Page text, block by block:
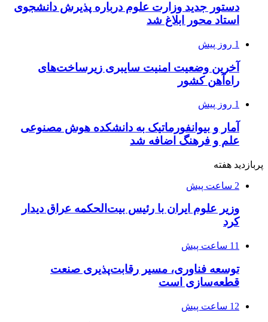
دستور جدید وزارت علوم درباره پذیرش دانشجوی
استاد محور ابلاغ شد
1 روز پیش
آخرین وضعیت امنیت سایبری زیرساخت‌های
راه‌آهن کشور
1 روز پیش
آمار و بیوانفورماتیک به دانشکده هوش مصنوعی
علم و فرهنگ اضافه شد
پربازدید هفته
2 ساعت پیش
وزیر علوم ایران با رئیس بیت‌الحکمه عراق دیدار
کرد
11 ساعت پیش
توسعه فناوری، مسیر رقابت‌پذیری صنعت
قطعه‌سازی است
12 ساعت پیش